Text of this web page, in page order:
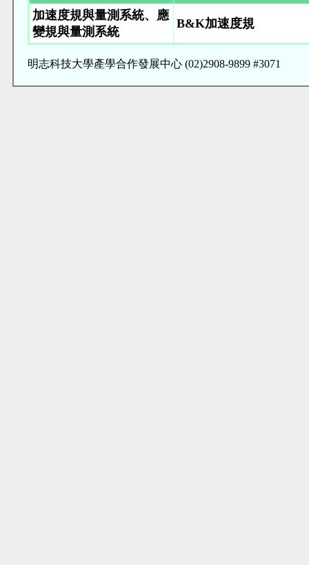
加速度規與量測系統、應
變規與量測系統
B&K加速度規
明志科技大學產學合作發展中心 (02)2908-9899 #3071